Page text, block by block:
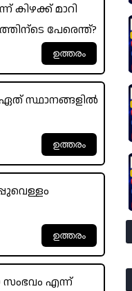
കിഴക്ക് മാറി
പേരെന്ത്?
സ്ഥാനങ്ങളിൽ
സംഭവം എന്ന്